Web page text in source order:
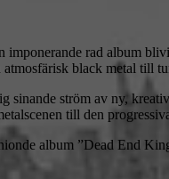
imponerande rad album
black metal till
sinande ström av ny,
till den
album ”Dead End